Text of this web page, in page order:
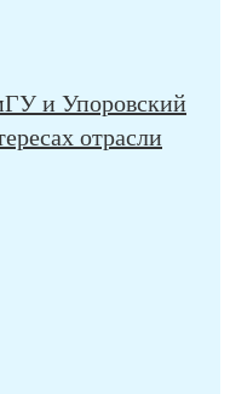
и Упоровский
отрасли